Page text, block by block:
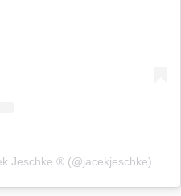
Jeschke ® (@jacekjeschke)